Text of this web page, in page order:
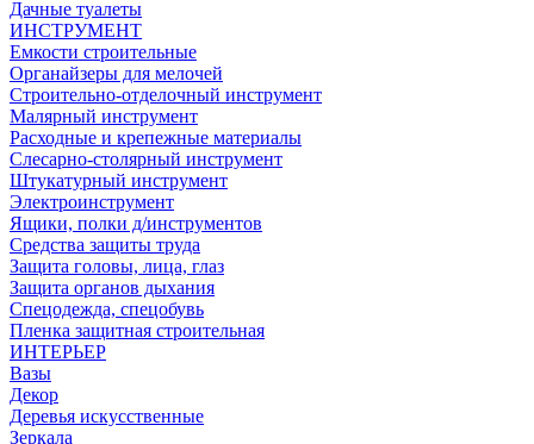
Дачные туалеты
ИНСТРУМЕНТ
Емкости строительные
Органайзеры для мелочей
Строительно-отделочный инструмент
Малярный инструмент
Расходные и крепежные материалы
Слесарно-столярный инструмент
Штукатурный инструмент
Электроинструмент
Ящики, полки д/инструментов
Средства защиты труда
Защита головы, лица, глаз
Защита органов дыхания
Спецодежда, спецобувь
Пленка защитная строительная
ИНТЕРЬЕР
Вазы
Декор
Деревья искусственные
Зеркала